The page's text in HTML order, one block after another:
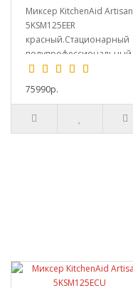
Миксер KitchenAid Artisan
5KSM125EER
красный.Стационарный
полупрофессиональный
кухонный комбайн. Это..
75990р.